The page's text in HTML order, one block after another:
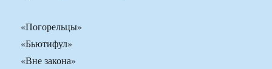
«Погорельцы»
«Бьютифул»
«Вне закона»